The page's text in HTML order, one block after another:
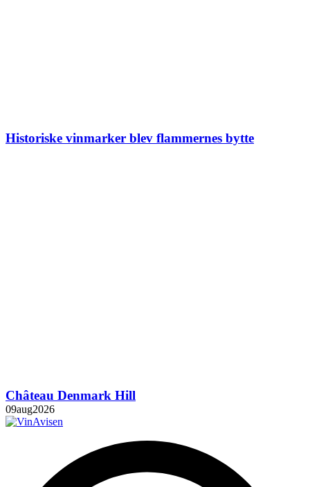
Historiske vinmarker blev flammernes bytte
Château Denmark Hill
09aug2026